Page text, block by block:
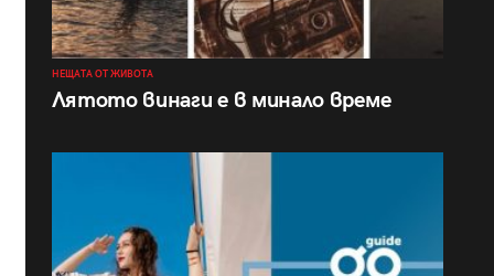
НЕЩАТА ОТ ЖИВОТА
Лятото винаги е в минало време